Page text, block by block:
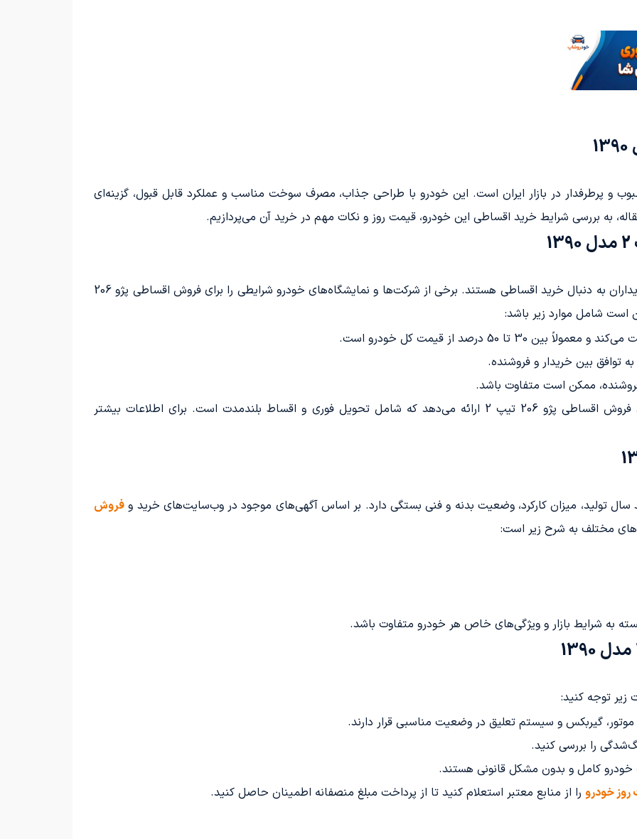
از خودروهای محبوب و پرطرفدار در بازار ایران است. این خودرو با طراحی جذاب، مصرف سوخت مناسب و عملکرد قابل قبول، گزینه‌ای
به بررسی شرایط خرید اقساطی این خودرو، قیمت روز و نکات مهم در خرید آن می‌پردازیم.
با توجه به افزایش قیمت خودروها، بسیاری از خریداران به دنبال خرید اقساطی هستند. برخی از شرکت‌ها و نمایشگاه‌های خودرو شرایطی را برای فروش اقساطی پژو 206
30 تا 50 درصد از قیمت کل خودرو است.
ممکن است متفاوت باشد.
به عنوان مثال، شرکت آرشا خودرو شرایطی برای فروش اقساطی پژو 206 تیپ 2 ارائه می‌دهد که شامل تحویل فوری و اقساط بلندمدت است. برای اطلاعات بیشتر
سال تولید، میزان کارکرد، وضعیت بدنه و فنی بستگی دارد. بر اساس آگهی‌های موجود در وب‌سایت‌های خرید و فروش
به شرایط بازار و ویژگی‌های خاص هر خودرو متفاوت باشد.
گیربکس و سیستم تعلیق در وضعیت مناسبی قرار دارند.
را بررسی کنید.
کامل و بدون مشکل قانونی هستند.
خودرو را از منابع معتبر استعلام کنید تا از پرداخت مبلغ منصفانه اطمینان حاصل کنید.